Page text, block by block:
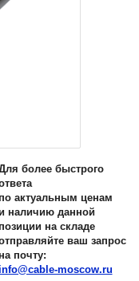
более быстрого
по актуальным ценам
и наличию данной
позиции на складе
ваш запрос
на почту:
moscow.ru